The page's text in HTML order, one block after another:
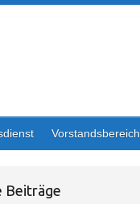
Vorstandsbereich
Beiträge